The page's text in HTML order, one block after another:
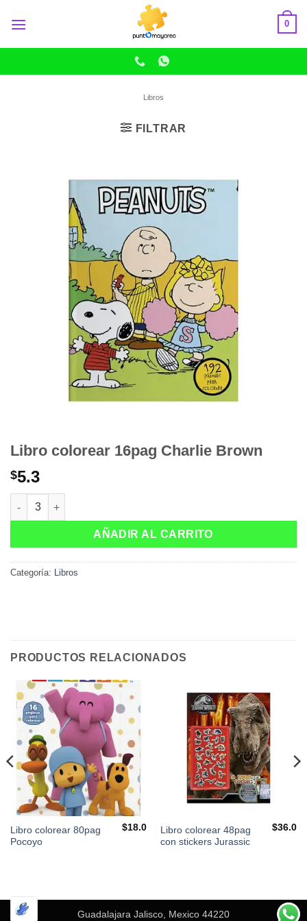
0
Libros
FILTRAR
Libro colorear 16pag Charlie Brown
$5.3
Libro colorear 16pag Charlie Brown cantidad
AÑADIR AL CARRITO
Categoría: Libros
PRODUCTOS RELACIONADOS
Libro colorear 80pag
Pocoyo
$18.0
Libro colorear 48pag
con stickers Jurassic
$36.0
Guadalajara Jalisco, Mexico 44220